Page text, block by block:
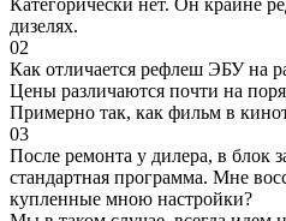
дизелях.
02
Как отличается рефлеш ЭБУ на
Цены различаются почти на
Примерно так, как фильм в
03
После ремонта у дилера, в блок
стандартная программа. Мне
купленные мною настройки?